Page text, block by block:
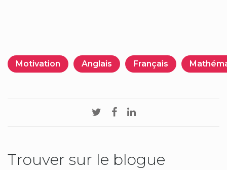
Motivation Anglais Français
Trouver sur le blogue